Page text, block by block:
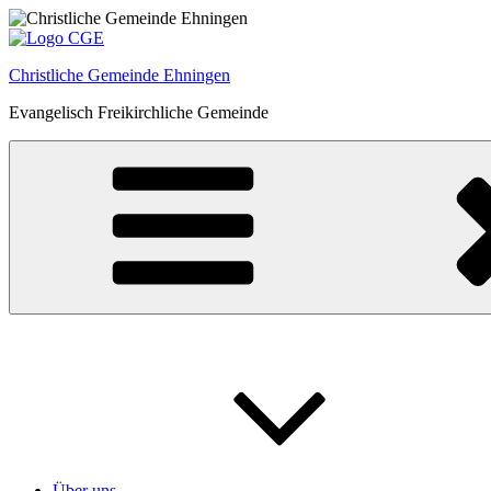
Zum
Inhalt
Christliche Gemeinde Ehningen
Evangelisch Freikirchliche Gemeinde